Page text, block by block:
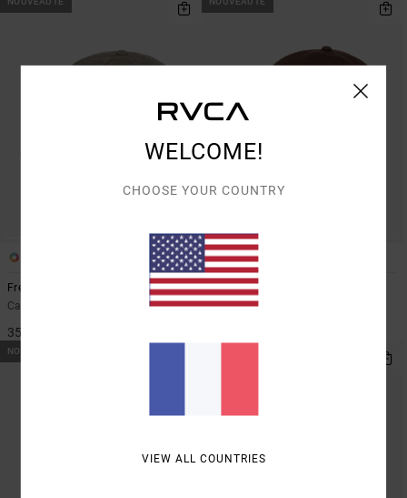
Freeman
Casquette snapback Bleu Homme
35,00 €
1
Sanctum
Casquette Dad Marron Homme
NOUVEAUTÉ
WELCOME!
CHOOSE YOUR COUNTRY
VIEW ALL COUNTRIES